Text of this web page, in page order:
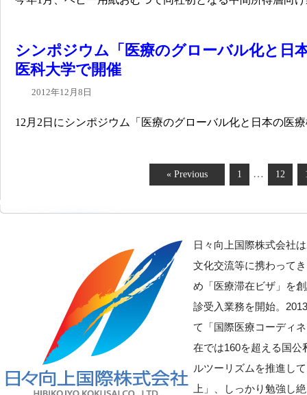
シンポジウム「医療のグローバル化と日
医科大学で開催
2012年12月8日
12月2日にシンポジウム「医療のグローバル化と日本の医
« Previous 1 … 12
日々向上国際株式会社
文化交流等に携わって
め「医療滞在ビザ」を
診受入業務を開始。
て「国際医療コーディ
在では160を超える国
ルツーリズムを推進し
上」、しっかり勉強し